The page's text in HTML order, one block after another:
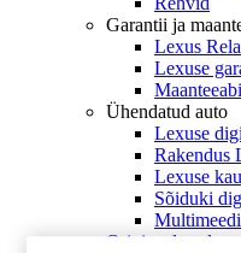
Garantii ja
Lexus
Lexuse
Maanteeabi
Ühendatud auto
Lexuse
Rakendus
Lexuse
Sõiduki
Originaalosad